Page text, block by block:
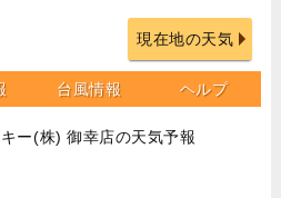
現在地の天気
台風情報 ヘルプ
ー(株) 御幸店の天気予報